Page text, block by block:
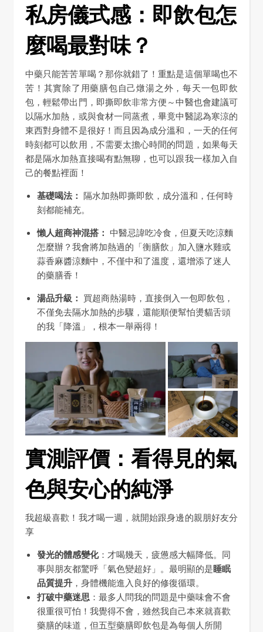
私房儀式感：即飲包怎
麼喝最對味？
中藥只能苦苦單喝？那你就錯了！重點是這個單喝也不
苦！其實除了用藥膳包自己燉湯之外，每天一包即飲
包，輕鬆帶出門，即撕即飲非常方便～中醫也會建議可
以隔水加熱，或與食材一同蒸煮，畢竟中醫認為寒涼的
東西對身體不是很好！而且因為成分溫和，一天的任何
時刻都可以飲用，不需要太擔心時間的問題，如果每天
都是隔水加熱直接喝有點無聊，也可以跟我一樣加入自
己的餐點裡面！
基礎喝法： 隔水加熱即撕即飲，成分溫和，任何時
刻都能補充。
懶人超商神混搭： 中醫忌諱吃冷食，但夏天吃涼麵
怎麼辦？我會將加熱過的「衡膳飲」加入鹽水雞或
蒜香麻醬涼麵中，不僅中和了溫度，還增添了迷人
的藥膳香！
湯品升級： 買超商熱湯時，直接倒入一包即飲包，
不僅免去隔水加熱的步驟，還能順便幫怕燙貓舌頭
的我「降溫」，根本一舉兩得！
實測評價：看得見的氣
色與安心的純淨
我超級喜歡！我才喝一週，就開始跟身邊的親朋好友分
享
發光的體感變化：才喝幾天，疲憊感大幅降低。同
事與朋友都驚呼「氣色變超好」。最明顯的是睡眠
品質提升 ，身體機能進入良好的修復循環。
打破中藥迷思 ：最多人問我的問題是中藥味會不會
很重很可怕！我覺得不會，雖然我自己本來就喜歡
藥膳的味道，但五型藥膳即飲包是為每個人所開